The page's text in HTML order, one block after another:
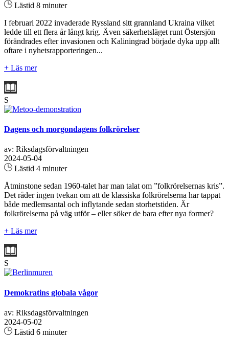
Lästid 8 minuter
I februari 2022 invaderade Ryssland sitt grannland Ukraina vilket
ledde till ett flera år långt krig. Även säkerhetsläget runt Östersjön
förändrades efter invasionen och Kaliningrad började dyka upp allt
oftare i nyhetsrapporteringen...
+ Läs mer
S
Dagens och morgondagens folkrörelser
av: Riksdagsförvaltningen
2024-05-04
Lästid 4 minuter
Åtminstone sedan 1960-talet har man talat om ”folkrörelsernas kris”.
Det råder ingen tvekan om att de klassiska folkrörelserna har tappat
både medlemsantal och inflytande sedan storhetstiden. Är
folkrörelserna på väg utför – eller söker de bara efter nya former?
+ Läs mer
S
Demokratins globala vågor
av: Riksdagsförvaltningen
2024-05-02
Lästid 6 minuter